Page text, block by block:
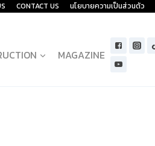
CONTACT US นโยบายความเป็นส่วนตัว
MAGAZINE